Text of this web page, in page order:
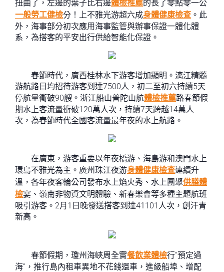
扭曲了，左邊的葉子比右邊體檢推薦的長了零點零一公
一般勞工健檢分！上不雅光游超六成身體健康檢查 。此
外，海事部分初次應用海事監管與辦事保證一體化體
系，為搭客的平安出行供給智能化保證。
春節時代，廣西桂林水下游客增加顯明。漓江精髓
游航路日均招待游客到達7500人，初二至初六持續5天
停航量衝破90艘。浙江船山普陀山航體檢推薦路春節假
期水上客流量衝破120萬人次，持續7天跨越14萬人
次，為春節時代全國客流量最年夜的水上航路。
在廣東，游客重要以年夜橋游、海島游和澳門水上
環島不雅光為主。廣州珠江夜游身體健康檢查連續升
溫，各年夜客輪公司發布水上焰火秀、水上團聚供膳體
檢宴、嶺南非物資文明體驗、新春樂會等多種主題航班
吸引游客。2月1日晚發送搭客到達41101人次，創汗青
新高。
春節假期，瓊州海峽周全實餐飲業體檢行“預定過
海”，推行島內租車異地不花錢還車，進級船埠、增配